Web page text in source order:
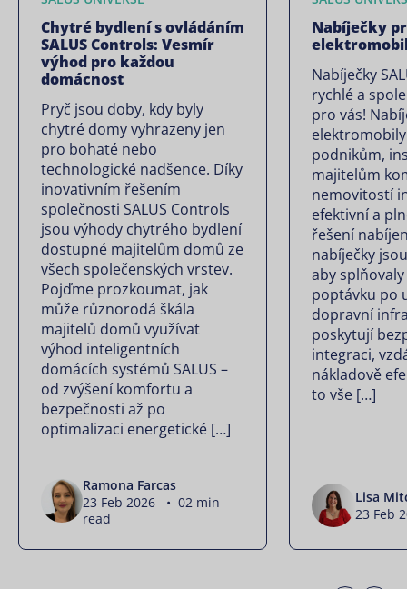
Chytré bydlení s ovládáním
SALUS Controls: Vesmír
výhod pro každou
domácnost
Pryč jsou doby, kdy byly
chytré domy vyhrazeny jen
pro bohaté nebo
technologické nadšence. Díky
inovativním řešením
společnosti SALUS Controls
jsou výhody chytrého bydlení
dostupné majitelům domů ze
všech společenských vrstev.
Pojďme prozkoumat, jak
může různorodá škála
majitelů domů využívat
výhod inteligentních
domácích systémů SALUS –
od zvýšení komfortu a
bezpečnosti až po
optimalizaci energetické […]
Ramona Farcas
23 Feb 2026 • 02 min
read
Nabíječky
Nabíječky
rychlé a
pro vás!
elektromobily
podnikům,
majitelům
nemovitostí
efektivní a
řešení
nabíječky
aby
poptávku po
dopravní
poskytují
integraci,
nákladově
to vše […]
Lisa
23 Feb